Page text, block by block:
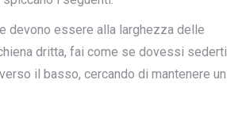
devono essere alla larghezza delle
dritta, fai come se dovessi sederti
il basso, cercando di mantenere un